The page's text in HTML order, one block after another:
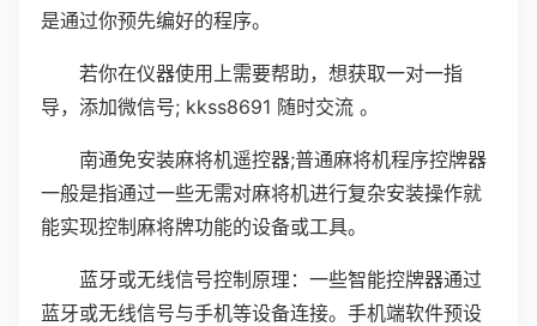
是通过你预先编好的程序。
若你在仪器使用上需要帮助，想获取一对一指
导，添加微信号; kkss8691 随时交流 。
南通免安装麻将机遥控器;普通麻将机程序控牌器
一般是指通过一些无需对麻将机进行复杂安装操作就
能实现控制麻将牌功能的设备或工具。
蓝牙或无线信号控制原理：一些智能控牌器通过
蓝牙或无线信号与手机等设备连接。手机端软件预设